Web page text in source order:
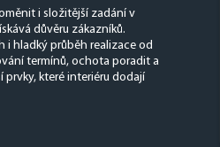
i složitější zadání v
důvěru zákazníků.
i hladký průběh realizace od
termínů, ochota poradit a
které interiéru dodají